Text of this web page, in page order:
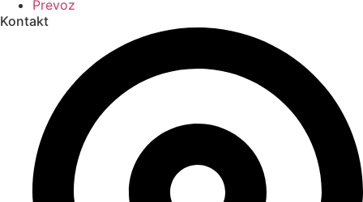
Prevoz
Kontakt